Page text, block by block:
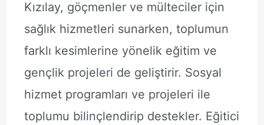
Kızılay, göçmenler ve mülteciler için
sağlık hizmetleri sunarken, toplumun
farklı kesimlerine yönelik eğitim ve
gençlik projeleri de geliştirir. Sosyal
hizmet programları ve projeleri ile
toplumu bilinçlendirip destekler. Eğitici